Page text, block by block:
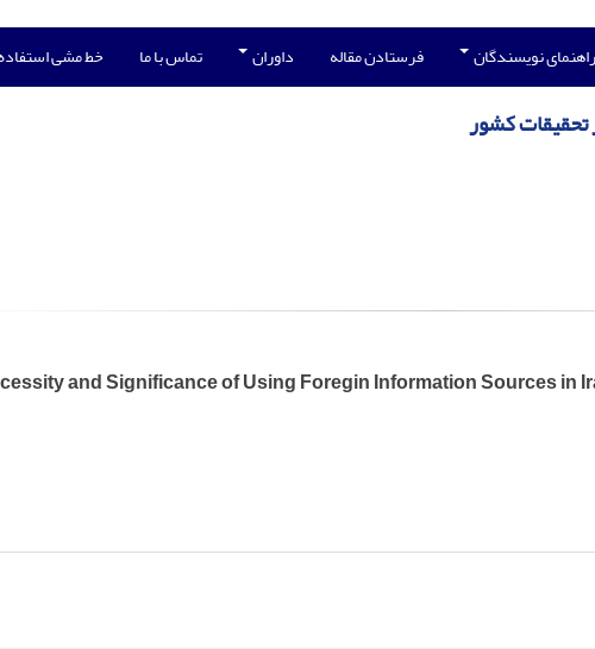
راهنمای نویسندگان فرستادن مقاله داوران تماس با ما خط مشی
کشور
and Significance of Using Foregin Information Sources in